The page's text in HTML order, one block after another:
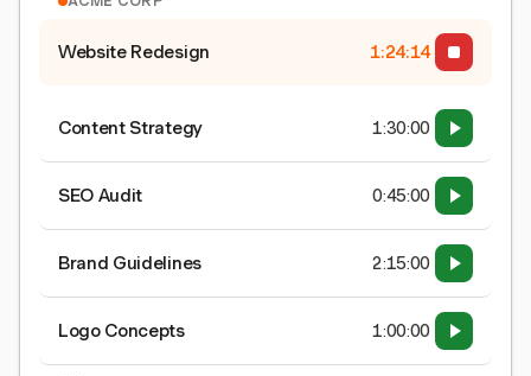
Website Redesign 1:24:15
Content Strategy 1:30:00
SEO Audit 0:45:00
Brand Guidelines 2:15:00
Logo Concepts 1:00:00